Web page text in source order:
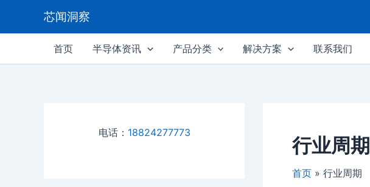
芯闻洞察
首页 半导体资讯 产品分类 解决方案 联系我们
电话： 18824277773
行业周期
首页 行业周期